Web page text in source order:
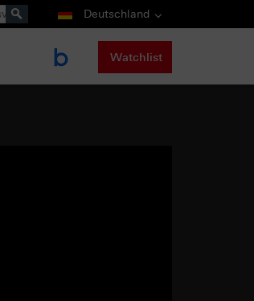
Deutschland
Watchlist